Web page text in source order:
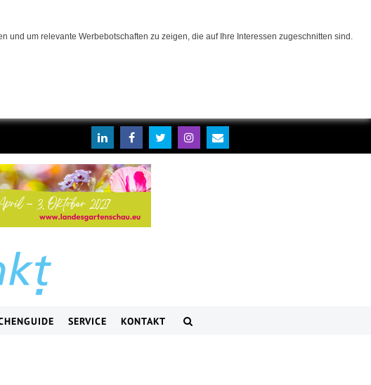
um relevante Werbebotschaften zu zeigen, die auf Ihre Interessen zugeschnitten sind.
SERVICE KONTAKT